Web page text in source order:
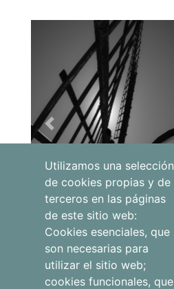
Previous
Utilizamos una selección
de cookies propias y de
terceros en las páginas
de este sitio web:
Cookies esenciales, que
son necesarias para
utilizar el sitio web;
cookies funcionales, que